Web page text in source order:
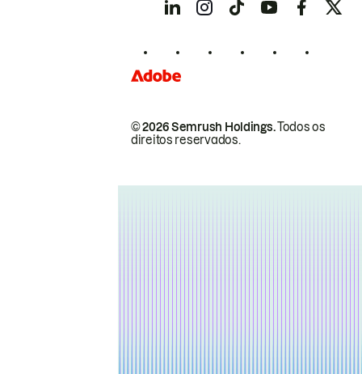
© 2026 Semrush Holdings.Todos os
direitos reservados.